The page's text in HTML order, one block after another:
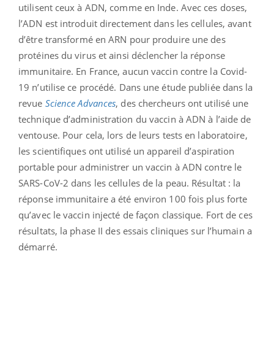
utilisent ceux à ADN, comme en Inde. Avec ces doses,
l’ADN est introduit directement dans les cellules, avant
d’être transformé en ARN pour produire une des
protéines du virus et ainsi déclencher la réponse
immunitaire. En France, aucun vaccin contre la Covid-
19 n’utilise ce procédé. Dans une étude publiéedans la
revue Science Advances, des chercheurs ont utilisé une
technique d’administration du vaccin à ADN à l’aide de
ventouse. Pour cela, lors de leurs tests en laboratoire,
les scientifiques ont utilisé un appareil d’aspiration
portable pouradministrer un vaccin à ADN contre le
SARS-CoV-2 dans les cellules de la peau. Résultat : la
réponse immunitaire a été environ 100 fois plus forte
qu’avec le vaccin injecté de façon classique. Fort de ces
résultats, la phase II des essais cliniques sur l’humain a
démarré.